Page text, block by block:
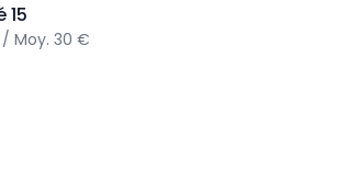
15
/ Moy. 30 €